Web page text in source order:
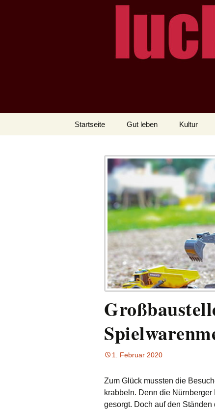
LUCKX
– das Magazin
Startseite Gut leben Kultur
1. Februar 2020
Zum Glück mussten die
krabbeln. Denn die
gesorgt. Doch auf den